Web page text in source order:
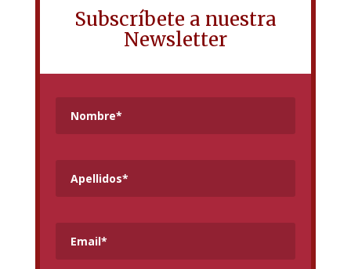
Subscríbete a nuestra
Newsletter